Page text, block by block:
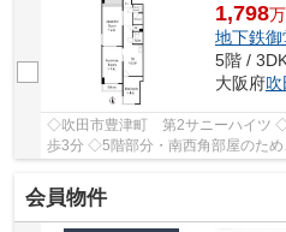
1,798万
地下鉄御
5階 /
大阪府吹
◇吹田市豊津町 第2サニーハイツ ◇
歩3分 ◇5階部分・南西角部屋のた
会員物件